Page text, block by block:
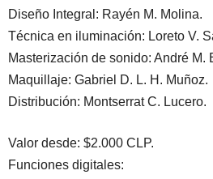
Diseño Integral: Rayén M. Molina.
Técnica en iluminación: Loreto V.
Masterización de sonido: André M.
Maquillaje: Gabriel D. L. H. Muñoz.
Distribución: Montserrat C. Lucero.
Valor desde: $2.000 CLP.
Funciones digitales: